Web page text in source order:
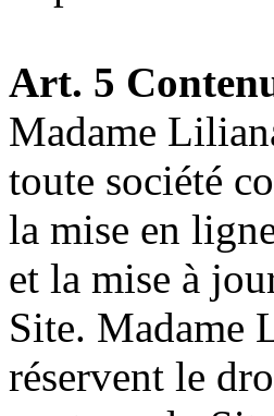
Art. 5
Madame
toute société
la mise en
et la mise à
Site. Madame
réservent le